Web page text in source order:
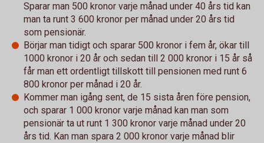
Sparar man 500 kronor varje månad under 40 års tid kan
man ta runt 3 600 kronor per månad under 20 års tid
som pensionär.
Börjar man tidigt och sparar 500 kronor i fem år, ökar till
1000 kronor i 20 år och sedan till 2 000 kronor i 15 år så
får man ett ordentligt tillskott till pensionen med runt 6
800 kronor per månad i 20 år.
Kommer man igång sent, de 15 sista åren före pension,
och sparar 1 000 kronor varje månad kan man som
pensionär ta ut runt 1 300 kronor varje månad under 20
års tid. Kan man spara 2 000 kronor varje månad blir